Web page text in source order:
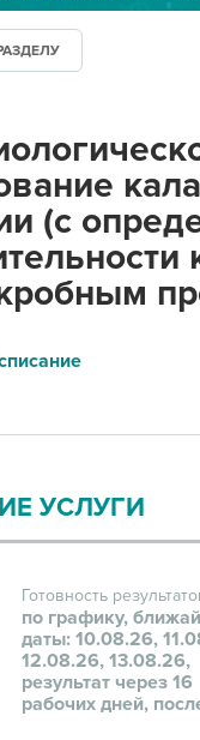
(с
УСЛУГИ
Готовность
по графику,
даты: 10.08.26,
12.08.26, 13.08.26,
результат через 16
рабочих дней,